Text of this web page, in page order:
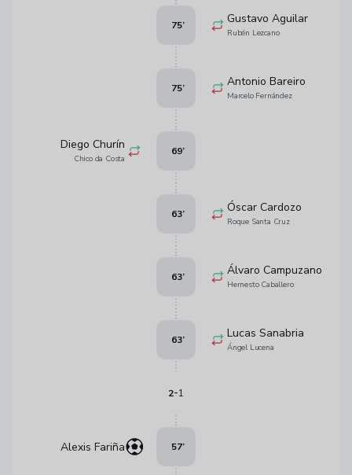
Gustavo Aguilar
Rubén Lezcano
75’
Antonio Bareiro
Marcelo Fernández
75’
Diego Churín
Chico da Costa
69’
Óscar Cardozo
Roque Santa Cruz
63’
Álvaro Campuzano
Hernesto Caballero
63’
Lucas Sanabria
Ángel Lucena
63’
2-1
Alexis Fariña 57’